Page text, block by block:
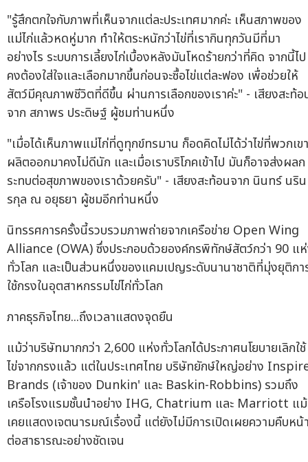
"รู้สึกตกใจกับภาพที่เห็นจากแต่ละประเทศมากค่ะ เห็นสภาพของ
แม่ไก่แล้วหดหู่มาก ทำให้ตระหนักว่าไข่ที่เรากินทุกวันมีที่มา
อย่างไร ระบบการเลี้ยงไก่เบื้องหลังมันโหดร้ายกว่าที่คิด จากนี้ไป
คงต้องใส่ใจและเลือกมากขึ้นก่อนจะซื้อไข่แต่ละฟอง เพื่อช่วยให้
สัตว์มีคุณภาพชีวิตที่ดีขึ้น ผ่านการเลือกของเราค่ะ" - เสียงสะท้อ
จาก สภาพร ประดิษฐ์ ผู้ชมท่านหนึ่ง
"เมื่อได้เห็นภาพแม่ไก่ที่ดูทุกข์ทรมาน ก็อดคิดไม่ได้ว่าไข่ที่พวกเขา
ผลิตออกมาคงไม่ดีนัก และเมื่อเราบริโภคเข้าไป มันก็อาจส่งผลก
ระทบต่อสุขภาพของเราด้วยครับ" - เสียงสะท้อนจาก นินทร์ นริ
รกุล ณ อยุธยา ผู้ชมอีกท่านหนึ่ง
นิทรรศการครั้งนี้รวบรวมภาพถ่ายจากเครือข่าย Open Wing
Alliance (OWA) ซึ่งประกอบด้วยองค์กรพิทักษ์สัตว์กว่า 90 แ
ทั่วโลก และเป็นส่วนหนึ่งของแคมเปญระดับนานาชาติที่มุ่งยุติกา
ใช้กรงในอุตสาหกรรมไข่ไก่ทั่วโลก
ภาคธุรกิจไทย...ถึงเวลาแสดงจุดยืน
แม้ว่าบริษัทมากกว่า 2,600 แห่งทั่วโลกได้ประกาศนโยบายเลิกใช้
ไข่จากกรงแล้ว แต่ในประเทศไทย บริษัทยักษ์ใหญ่อย่าง
Brands (เจ้าของ Dunkin' และ Baskin-Robbins) รวมถึง
เครือโรงแรมชั้นนำอย่าง IHG, Chatrium และ Marriott แม้
เคยแสดงเจตนารมณ์เรื่องนี้ แต่ยังไม่มีการเปิดเผยความคืบหน้
ต่อสาธารณะอย่างชัดเจน